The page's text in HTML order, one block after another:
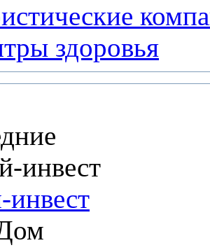
здоровья
инвест